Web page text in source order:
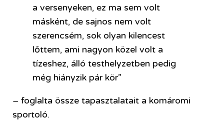
a versenyeken, ez ma sem volt
másként, de sajnos nem volt
szerencsém, sok olyan kilencest
lőttem, ami nagyon közel volt a
tízeshez, álló testhelyzetben pedig
még hiányzik pár kör”
– foglalta össze tapasztalatait a komáromi
sportoló.